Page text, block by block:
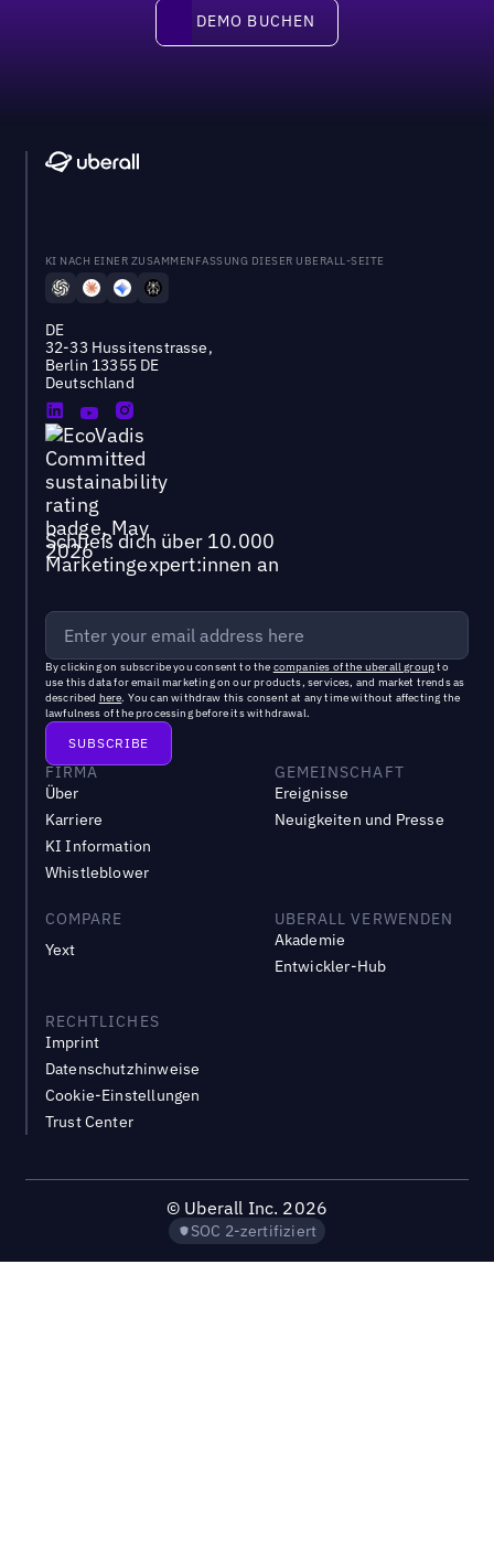
DEMO BUCHEN
DEMO BUCHEN
KI NACH EINER ZUSAMMENFASSUNG DIESER UBERALL-SEITE
DE
32-33 Hussitenstrasse,
Berlin 13355 DE
Deutschland
Schließ dich über 10.000
Marketingexpert:innen an
By clicking on subscribe you consent to the companies of the uberall groupto
use this data for email marketing on our products, services, and market trends as
described here. You can withdraw this consent at any time without affecting the
lawfulness of the processing before its withdrawal.
FIRMA
Über
Karriere
KI Information
Whistleblower
GEMEINSCHAFT
Ereignisse
Neuigkeiten und Presse
COMPARE
Yext
UBERALL VERWENDEN
Akademie
Entwickler-Hub
RECHTLICHES
Imprint
Datenschutzhinweise
Cookie-Einstellungen
Trust Center
© Uberall Inc. 2026
SOC 2-zertifiziert